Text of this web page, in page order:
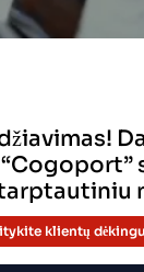
klientų